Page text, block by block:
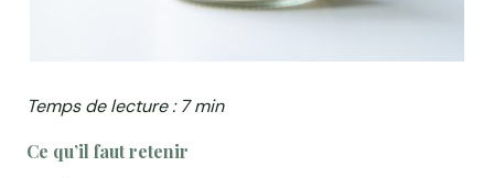
Temps de lecture : 7 min
Ce qu’il faut retenir